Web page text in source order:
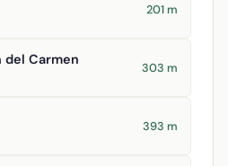
201 m
del Carmen
303 m
393 m